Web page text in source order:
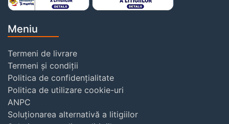
Meniu
Termeni de livrare
Termeni și condiții
Politica de confidențialitate
Politica de utilizare cookie-uri
ANPC
Soluționarea alternativă a litigiilor